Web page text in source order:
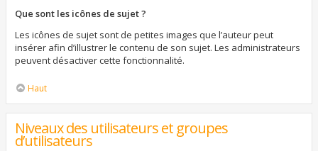
Que sont les icônes de sujet ?
Les icônes de sujet sont de petites images que l’auteur peut
insérer afin d’illustrer le contenu de son sujet. Les administrateurs
peuvent désactiver cette fonctionnalité.
Haut
Niveaux des utilisateurs et groupes
d’utilisateurs